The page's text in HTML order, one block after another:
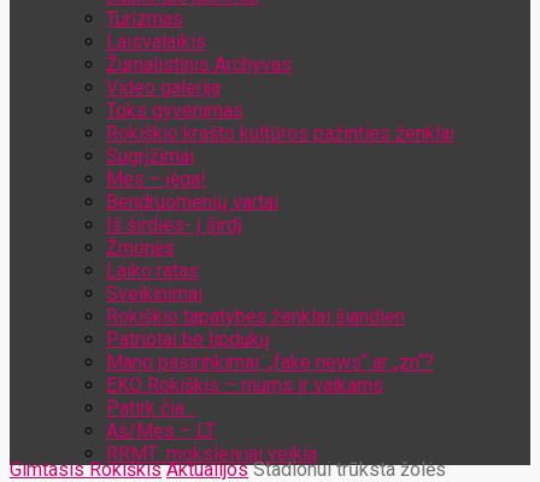
Turizmas
Laisvalaikis
Žurnalistinis Archyvas
Video galerija
Toks gyvenimas
Rokiškio krašto kultūros pažinties ženklai
Sugrįžimai
Mes – jėga!
Bendruomenių vartai
Iš širdies- į širdį
Žmonės
Laiko ratas
Sveikinimai
Rokiškio tapatybės ženklai šiandien
Patriotai be lipdukų
Mano pasirinkimai: „fake news“ ar „zn“?
EKO Rokiškis – mums ir vaikams
Patirk čia…
Aš/Mes – LT
RRMT: moksleiviai veikia
Gimtasis Rokiškis Aktualijos Stadionui trūksta žolės